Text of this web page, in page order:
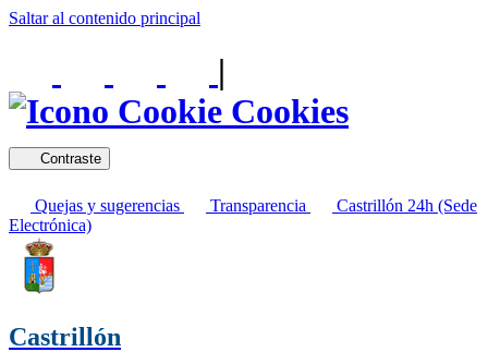
Saltar al contenido principal
|
Cookies
Contraste
Quejas y sugerencias Transparencia
Castrillón 24h (Sede
Electrónica)
Castrillón